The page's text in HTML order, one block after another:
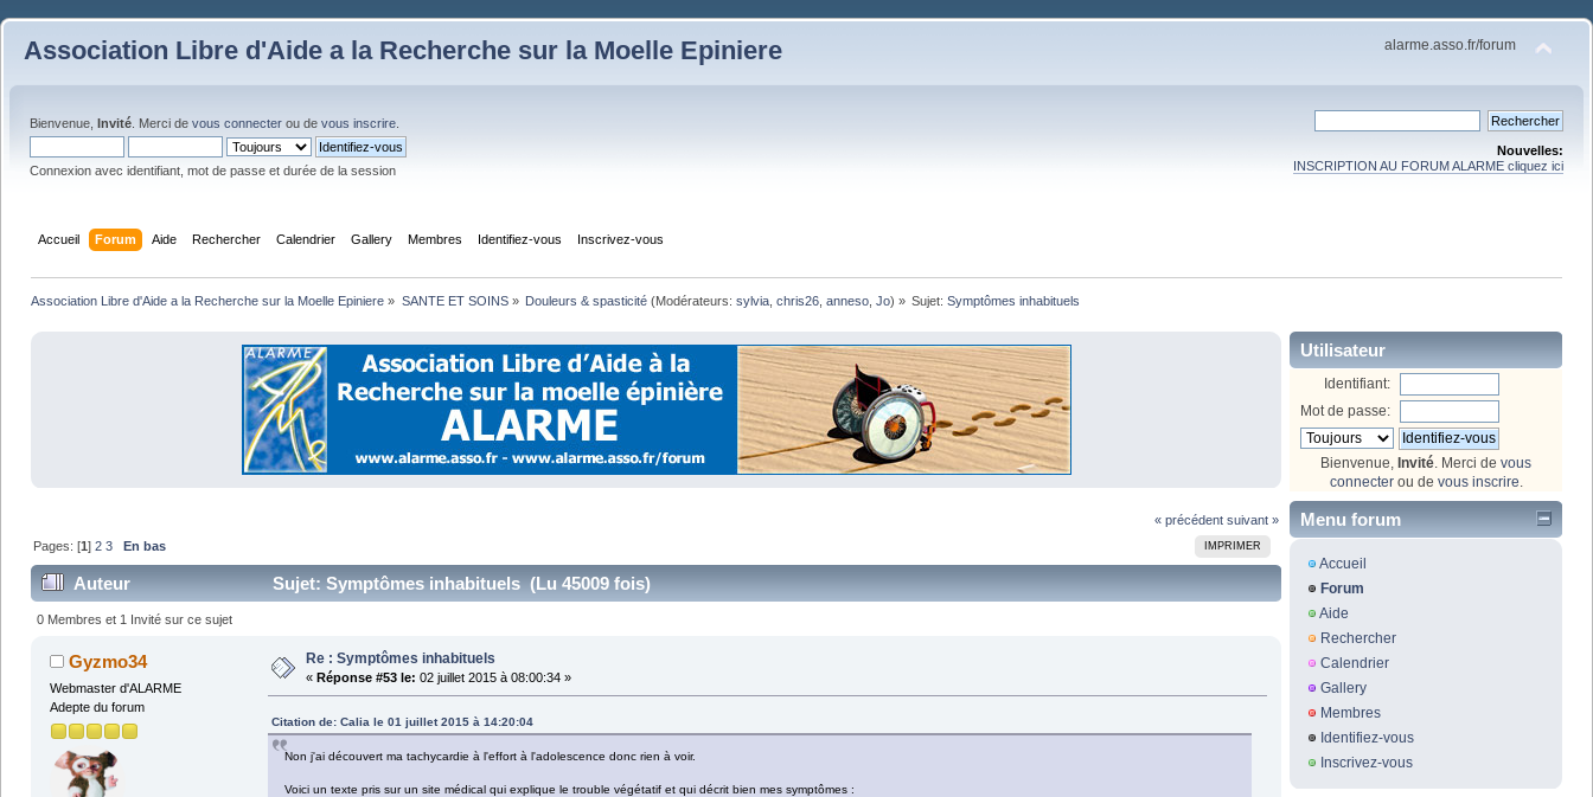
Association Libre d'Aide a la Recherche sur la Moelle Epiniere alarme.asso.fr/forum
Bienvenue, Invité . Merci de vous connecter ou de vous inscrire
Connexion avec identifiant, mot de passe et durée de la session
Nouvelles:
INSCRIPTION AU FORUM ALARME cliquez ici
Accueil Forum Aide Rechercher Calendrier Gallery Membres Identifiez-vous Inscrivez-vous
Association Libre d'Aide a la Recherche sur la Moelle Epiniere » SANTE ET SOINS» Douleurs & spasticité(Modérateurs: sylvia, chris26, anneso, Jo) » Sujet:Symptômes inhabituels
« précédent suivant »
IMPRIMER
Pages: [1]2 3 En bas
Auteur Sujet: Symptômes inhabituels (Lu 45009 fois)
0 Membres et 1 Invité sur ce sujet
Gyzmo34
Webmaster d'ALARME
Adepte du forum
Re : Symptômes inhabituels
« Réponse #53 le: 02 juillet 2015 à 08:00:34 »
Citation de: Calia le 01 juillet 2015 à 14:20:04
Non j'ai découvert ma tachycardie à l'effort à l'adolescence donc rien à voir.
Voici un texte pris sur un site médical qui explique le trouble végétatif et qui décrit bien mes symptômes :
Utilisateur
Identifiant:
Mot de passe:
Bienvenue, Invité . Merci de vous
connecterou de vous inscrire
Menu forum
Accueil
Forum
Aide
Rechercher
Calendrier
Gallery
Membres
Identifiez-vous
Inscrivez-vous